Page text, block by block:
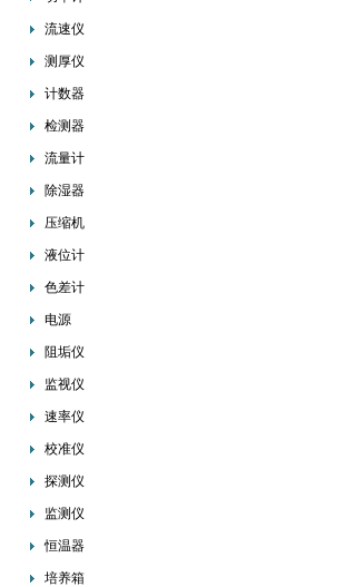
流速仪
测厚仪
计数器
检测器
流量计
除湿器
压缩机
液位计
色差计
电源
阻垢仪
监视仪
速率仪
校准仪
探测仪
监测仪
恒温器
培养箱